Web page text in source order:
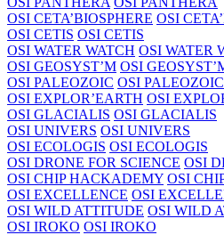
OSI CETA’BIOSPHERE OSI
OSI CETIS OSI CETIS
OSI WATER WATCH OSI WATER
OSI GEOSYST’M OSI
OSI PALEOZOIC OSI PALEOZOIC
OSI EXPLOR’EARTH OSI
OSI GLACIALIS OSI GLACIALIS
OSI UNIVERS OSI UNIVERS
OSI ECOLOGIS OSI ECOLOGIS
OSI DRONE FOR SCIENCE OSI
OSI CHIP HACKADEMY OSI
OSI EXCELLENCE OSI
OSI WILD ATTITUDE OSI WILD
OSI IROKO OSI IROKO